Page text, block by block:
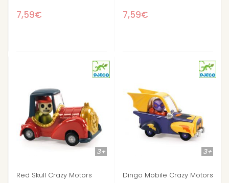
7,59€ 7,59€
3+
Red Skull Crazy Motors
3+
Dingo Mobile Crazy Motors